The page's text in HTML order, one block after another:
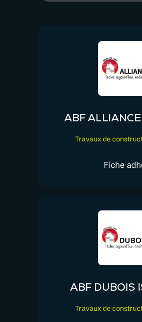
ABF
Travaux de
Fiche
ABF DUBOIS
Travaux de